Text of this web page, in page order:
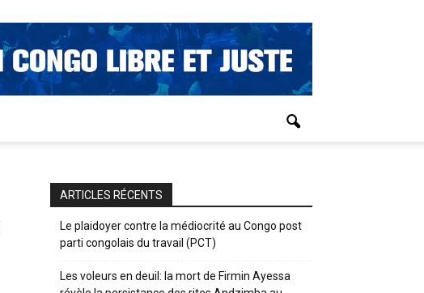
ARTICLES RÉCENTS
Le plaidoyer contre la médiocrité au Congo post
parti congolais du travail (PCT)
Les voleurs en deuil: la mort de Firmin Ayessa